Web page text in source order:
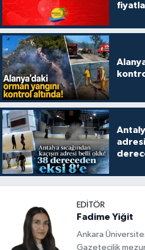
EDITÖR
Fadime Yiğit
Ankara
Gazetecilik